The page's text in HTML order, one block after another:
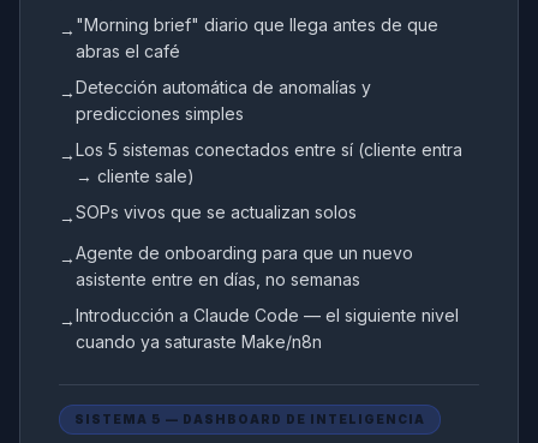
→ "Morning brief" diario que llega antes de que
abras el café
→Detección automática de anomalías y
predicciones simples
→Los 5 sistemas conectados entre sí (cliente entra
→ cliente sale)
→SOPs vivos que se actualizan solos
→Agente de onboarding para que un nuevo
asistente entre en días, no semanas
→Introducción a Claude Code — el siguiente nivel
cuando ya saturaste Make/n8n
SISTEMA 5 — DASHBOARD DE INTELIGENCIA